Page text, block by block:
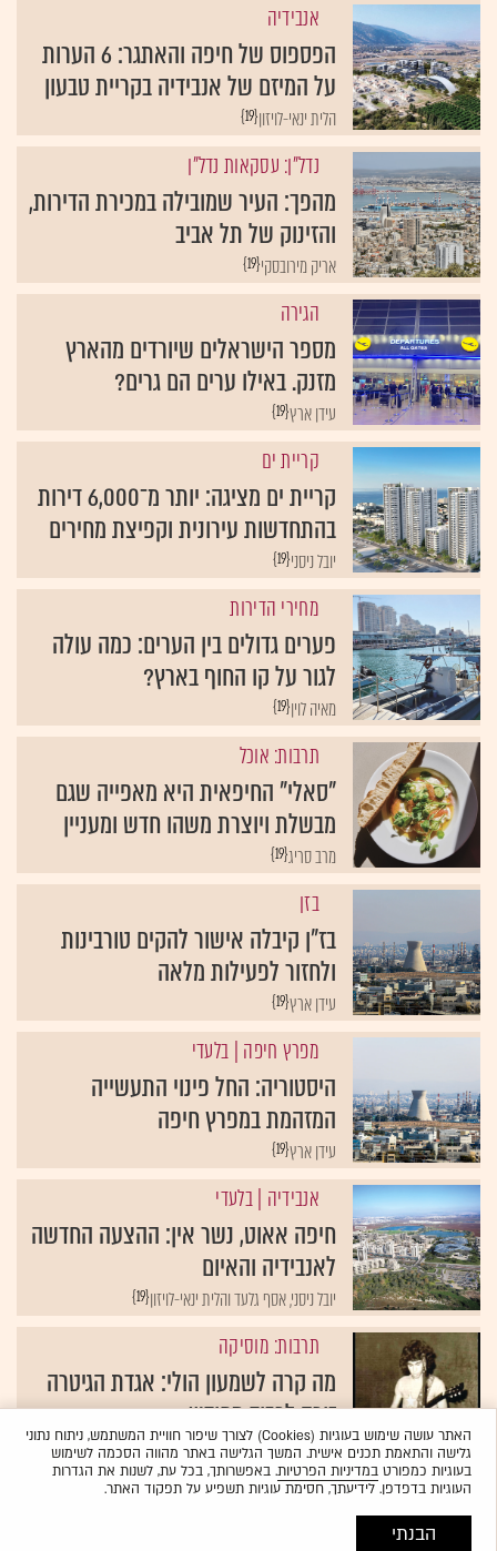
אנבידיה
הפספוס של חיפה והאתגר: 6 הערות
על המיזם של אנבידיה בקריית טבעון
{19}הלית ינאי-לויזון
נדל"ן: עסקאות נדל"ן
מהפך: העיר שמובילה במכירת הדירות,
והזינוק של תל אביב
{19}אריק מירובסקי
הגירה
מספר הישראלים שיורדים מהארץ
מזנק. באילו ערים הם גרים?
{19}עידן ארץ
קריית ים
קריית ים מציגה: יותר מ־6,000 דירות
בהתחדשות עירונית וקפיצת מחירים
{19}יובל ניסני
מחירי הדירות
פערים גדולים בין הערים: כמה עולה
לגור על קו החוף בארץ?
{19}מאיה לוין
תרבות: אוכל
"סאלי" החיפאית היא מאפייה שגם
מבשלת ויוצרת משהו חדש ומעניין
{19}מרב סריג
בזן
בז"ן קיבלה אישור להקים טורבינות
ולחזור לפעילות מלאה
{19}עידן ארץ
מפרץ חיפה | בלעדי
היסטוריה: החל פינוי התעשייה
המזהמת במפרץ חיפה
{19}עידן ארץ
אנבידיה | בלעדי
חיפה אאוט, נשר אין: ההצעה החדשה
לאנבידיה והאיום
{19}יובל ניסני, אסף גלעד והלית ינאי-לויזון
תרבות: מוסיקה
מה קרה לשמעון הולי: אגדת הגיטרה
זוכה לכבוד מחודש
{19}יהונתן בן ששוןהאתר עושה שימוש בעוגיות (Cookies) לצורך שיפור חוויית המשתמש, ניתוח נתוני
גלישה והתאמת תכנים אישית. המשך הגלישה באתר מהווה הסכמה לשימוש
בעוגיות כמפורטבמדיניות הפרטיות. באפשרותך, בכל עת, לשנות את הגדרות
העוגיות בדפדפן. לידיעתך, חסימת עוגיות תשפיע על תפקוד האתר.
הבנתי